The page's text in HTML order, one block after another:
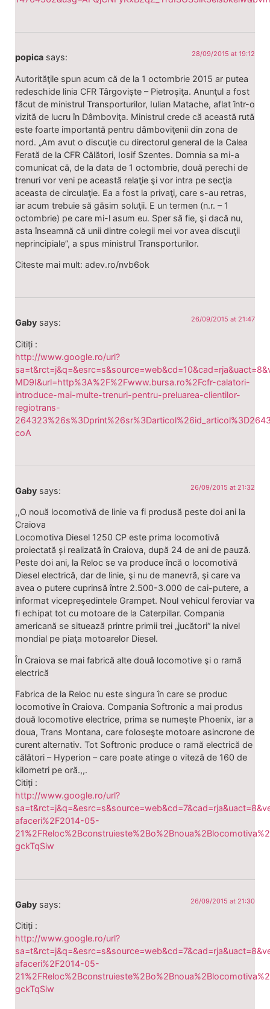
popica says: 28/09/2015 at 19:12
Autorităţile spun acum că de la 1 octombrie 2015 ar putea
redeschide linia CFR Târgovişte – Pietroşiţa. Anunţul a fost
făcut de ministrul Transporturilor, Iulian Matache, aflat într-o
vizită de lucru în Dâmboviţa. Ministrul crede că această rută
este foarte importantă pentru dâmboviţenii din zona de
nord. „Am avut o discuţie cu directorul general de la Calea
Ferată de la CFR Călători, Iosif Szentes. Domnia sa mi-a
comunicat că, de la data de 1 octombrie, două perechi de
trenuri vor veni pe această relaţie şi vor intra pe secţia
aceasta de circulaţie. Ea a fost la privaţi, care s-au retras,
iar acum trebuie să găsim soluţii. E un termen (n.r. – 1
octombrie) pe care mi-l asum eu. Sper să fie, şi dacă nu,
asta înseamnă că unii dintre colegii mei vor avea discuţii
neprincipiale”, a spus ministrul Transporturilor.
Citeste mai mult: adev.ro/nvb6ok
Gaby says: 26/09/2015 at 21:47
Citiți :
http://www.google.ro/url?
MD9I&url=http%3A%2F%2Fwww.bursa.ro%2Fcfr-calatori-
introduce-mai-multe-trenuri-pentru-preluarea-clientilor-
regiotrans-
coA
Gaby says: 26/09/2015 at 21:32
,,O nouă locomotivă de linie va fi produsă peste doi ani la
Craiova
Locomotiva Diesel 1250 CP este prima locomotivă
proiectată și realizată în Craiova, după 24 de ani de pauză.
Peste doi ani, la Reloc se va produce încă o locomotivă
Diesel electrică, dar de linie, şi nu de manevră, şi care va
avea o putere cuprinsă între 2.500-3.000 de cai-putere, a
informat vicepreşedintele Grampet. Noul vehicul feroviar va
fi echipat tot cu motoare de la Caterpillar. Compania
americană se situează printre primii trei „jucători“ la nivel
mondial pe piaţa motoarelor Diesel.
În Craiova se mai fabrică alte două locomotive şi o ramă
electrică
Fabrica de la Reloc nu este singura în care se produc
locomotive în Craiova. Compania Softronic a mai produs
două locomotive electrice, prima se numeşte Phoenix, iar a
doua, Trans Montana, care foloseşte motoare asincrone de
curent alternativ. Tot Softronic produce o ramă electrică de
călători – Hyperion – care poate atinge o viteză de 160 de
kilometri pe oră.,,.
Citiți :
http://www.google.ro/url?
afaceri%2F2014-05-
gckTqSiw
Gaby says: 26/09/2015 at 21:30
Citiți :
http://www.google.ro/url?
afaceri%2F2014-05-
gckTqSiw